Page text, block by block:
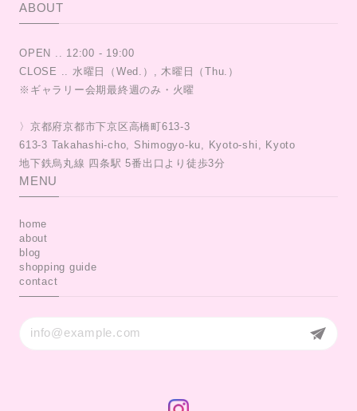
ABOUT
OPEN .. 12:00 - 19:00
CLOSE .. 水曜日（Wed.）, 木曜日（Thu.）
※ギャラリー会期最終週のみ・火曜
〉京都府京都市下京区高橋町613-3
613-3 Takahashi-cho, Shimogyo-ku, Kyoto-shi, Kyoto
MENU
home
about
blog
shopping guide
contact